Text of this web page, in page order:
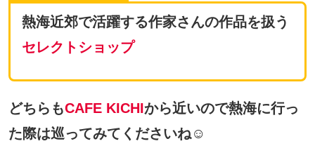
熱海近郊で活躍する作家さんの作品を扱う
セレクトショップ
どちらもCAFE KICHIから近いので熱海に行っ
た際は巡ってみてくださいね☺